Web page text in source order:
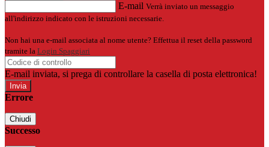
E-mail Verrà inviato un messaggio
all'indirizzo indicato con le istruzioni necessarie.
Non hai una e-mail associata al nome utente? Effettua il reset della password
tramite la Login Spaggiari
E-mail inviata, si prega di controllare la casella di posta elettronica!
Errore
Chiudi
Successo